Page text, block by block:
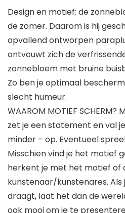
Design en motief: de
de zomer. Daarom is hij
opvallend ontworpen
ontvouwt zich de
zonnebloem met bruine
Zo ben je optimaal
slecht humeur.
WAAROM MOTIEF
zet je een statement en val
minder – op. Eventueel
Misschien vind je het motief
herkent je met het motief of
kunstenaar/kunstenares.
draagt, laat het dan de
ook mooi om je te